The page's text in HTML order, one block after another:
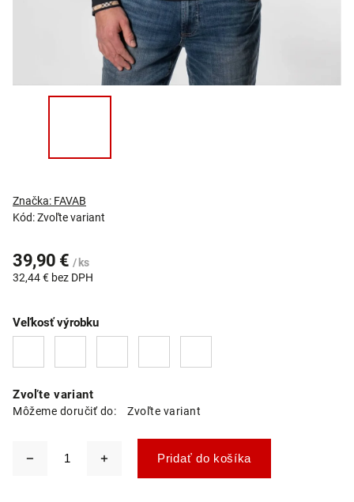
Kód:Zvoľte variant
Značka: FAVAB
39,90 € / ks
32,44 € bez DPH
Zvoľte variant
Môžeme doručiť do: Zvoľte variant
Veľkosť výrobku
Pridať do košíka